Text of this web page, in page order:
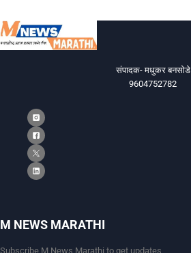
संपादक- मधुकर बनसोडे
9604752782
M NEWS MARATHI
Subscribe M News Marathi to get updates